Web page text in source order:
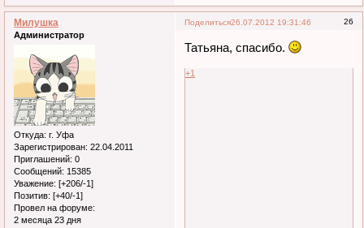
Поделиться 26
26.07.2012 19:31:46
Милушка
Администратор
Откуда: г. Уфа
Зарегистрирован: 22.04.2011
Приглашений: 0
Сообщений: 15385
Уважение: [+206/-1]
Позитив: [+40/-1]
Провел на форуме:
2 месяца 23 дня
Татьяна, спасибо.
+1